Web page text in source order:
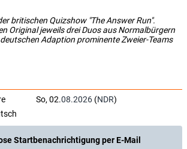
britischen Quizshow "The Answer Run".
Original jeweils drei Duos aus Normalbürgern
Adaption prominente Zweier-Teams
So, 02.08.2026 (NDR)
Startbenachrichtigung per E-Mail